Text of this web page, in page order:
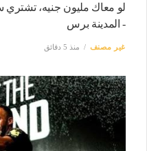
لو معاك مليون جنيه، تشتري
- المدينة برس
غير مصنف منذ 5 دقائق